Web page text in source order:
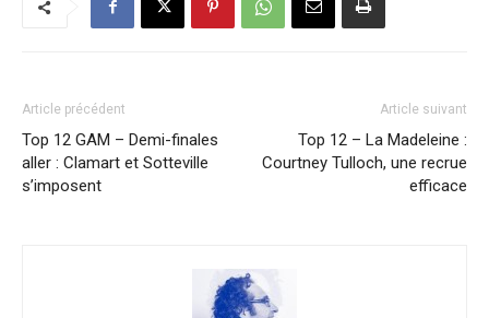
Article précédent
Top 12 GAM – Demi-finales
aller : Clamart et Sotteville
s’imposent
Article suivant
Top 12 – La Madeleine :
Courtney Tulloch, une recrue
efficace